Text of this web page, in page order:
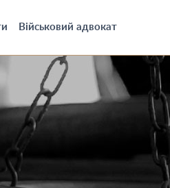
Військовий адвокат